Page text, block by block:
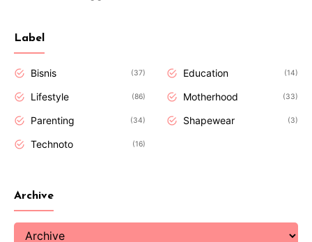
Label
Bisnis 37 Education 14
Lifestyle 86 Motherhood 33
Parenting 34 Shapewear 3
Technoto 16
Archive